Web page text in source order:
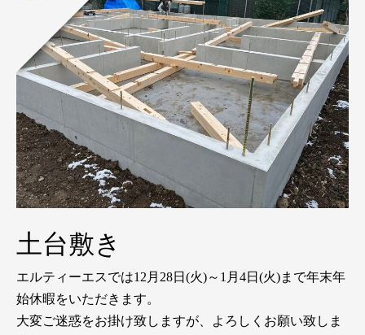
土台敷き
エルティーエスでは12月28日(火)～1月4日(火)まで年末年
始休暇をいただきます。
大変ご迷惑をお掛け致しますが、よろしくお願い致しま